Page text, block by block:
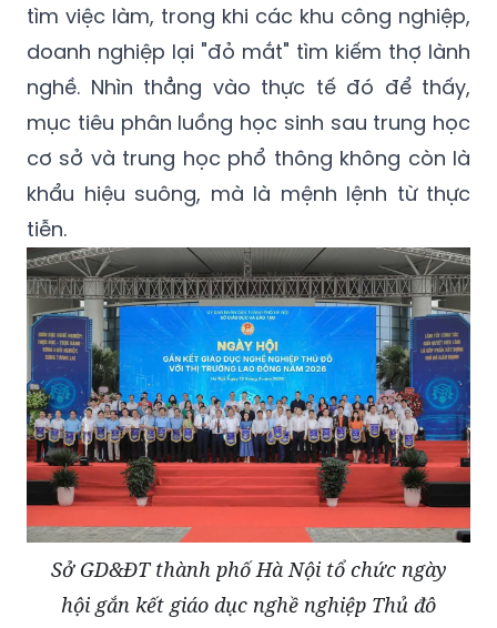
tìm việc làm, trong khi các khu công nghiệp,
doanh nghiệp lại "đỏ mắt" tìm kiếm thợ lành
nghề. Nhìn thẳng vào thực tế đó để thấy,
mục tiêu phân luồng học sinh sau trung học
cơ sở và trung học phổ thông không còn là
khẩu hiệu suông, mà là mệnh lệnh từ thực
tiễn.
Sở GD&ĐT thành phố Hà Nội tổ chức ngày
hội gắn kết giáo dục nghề nghiệp Thủ đô